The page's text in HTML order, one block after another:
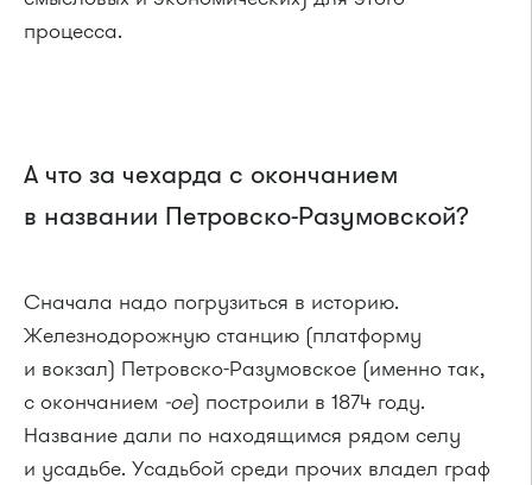
процесса.
А что за чехарда с окончанием
в названии Петровско-Разумовской?
Сначала надо погрузиться в историю.
Железнодорожную станцию (платформу
и вокзал) Петровско-Разумовское (именно так,
с окончанием -ое) построили в 1874 году.
Название дали по находящимся рядом селу
и усадьбе. Усадьбой среди прочих владел граф